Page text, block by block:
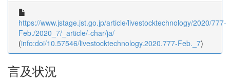
https://www.jstage.jst.go.jp/article/livestocktechnology/2020/777-
Feb./2020_7/_article/-char/ja/
(info:doi/10.57546/livestocktechnology.2020.777-Feb._7)
言及状況